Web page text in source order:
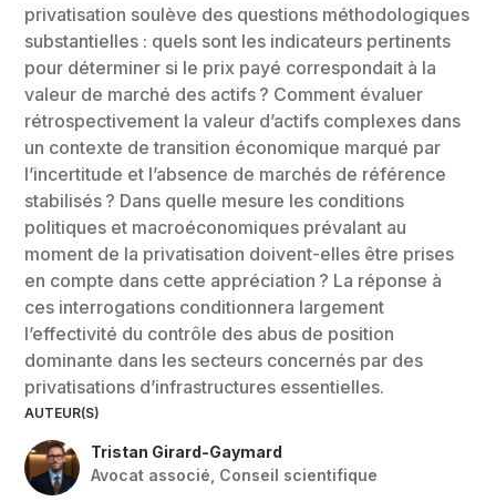
AUTEUR(S)
Tristan Girard-Gaymard
Avocat associé Conseil scientifique
privatisation soulève des questions méthodologiques
substantielles : quels sont les indicateurs pertinents
pour déterminer si le prix payé correspondait à la
valeur de marché des actifs ? Comment évaluer
rétrospectivement la valeur d’actifs complexes dans
un contexte de transition économique marqué par
l’incertitude et l’absence de marchés de référence
stabilisés ? Dans quelle mesure les conditions
politiques et macroéconomiques prévalant au
moment de la privatisation doivent-elles être prises
en compte dans cette appréciation ? La réponse à
ces interrogations conditionnera largement
l’effectivité du contrôle des abus de position
dominante dans les secteurs concernés par des
privatisations d’infrastructures essentielles.